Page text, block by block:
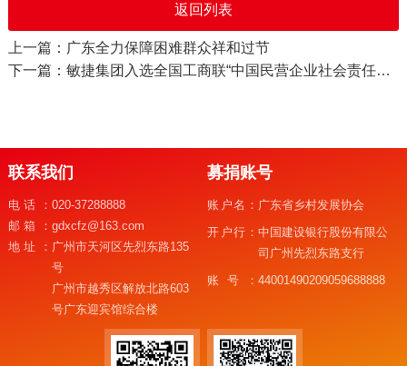
返回列表
上一篇：广东全力保障困难群众祥和过节
下一篇：敏捷集团入选全国工商联“中国民营企业社会责任优秀案例”
联系我们
电话： 020-37288888
邮箱： gdxcfz@163.com
地址： 广州市天河区先烈东路135
号
广州市越秀区解放北路603
号广东迎宾馆综合楼
募捐账号
账户名： 广东省乡村发展协会
开户行：中国建设银行股份有限公
司广州先烈东路支行
账号：44001490209059688888